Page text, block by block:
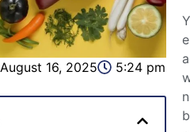
August 16, 2025
5:24 pm